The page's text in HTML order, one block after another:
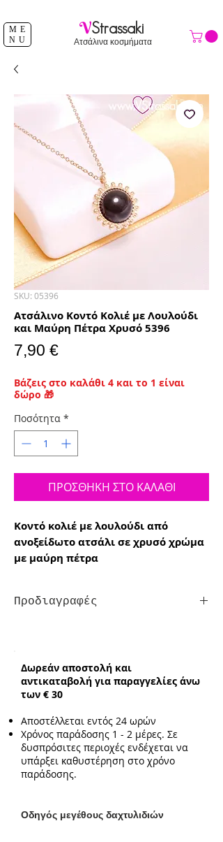
ME
NU
VStrassaki
Ατσάλινα κοσμήματα
SKU: 05396
Ατσάλινο Κοντό Κολιέ με Λουλούδι
και Μαύρη Πέτρα Χρυσό 5396
7,90 €Τιμή
Βάζεις στο καλάθι 4 και το 1 είναι
δώρο 🎁
Ποσότητα *
ΠΡΟΣΘΗΚΗ ΣΤΟ ΚΑΛΑΘΙ
Κοντό κολιέ με λουλούδι από
ανοξείδωτο ατσάλι σε χρυσό χρώμα
με μαύρη πέτρα
Προδιαγραφές
Ενδεικτικό μέγεθος
μενταγιόν:1.5cm
Δωρεάν αποστολή και
αντικαταβολή για παραγγελίες άνω
των € 30
Αποστέλλεται εντός 24 ωρών
Χρόνος παράδοσης 1 - 2 μέρες. Σε
δυσπρόσιτες περιοχές ενδέχεται να
υπάρξει καθυστέρηση στο χρόνο
παράδοσης.
Οδηγός μεγέθους δαχτυλιδιών